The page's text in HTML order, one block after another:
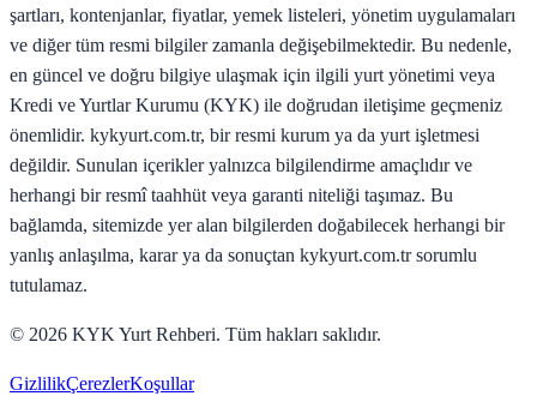
şartları, kontenjanlar, fiyatlar, yemek listeleri, yönetim uygulamaları
ve diğer tüm resmi bilgiler zamanla değişebilmektedir. Bu nedenle,
en güncel ve doğru bilgiye ulaşmak için ilgili yurt yönetimi veya
Kredi ve Yurtlar Kurumu (KYK) ile doğrudan iletişime geçmeniz
önemlidir. kykyurt.com.tr, bir resmi kurum ya da yurt işletmesi
değildir. Sunulan içerikler yalnızca bilgilendirme amaçlıdır ve
herhangi bir resmî taahhüt veya garanti niteliği taşımaz. Bu
bağlamda, sitemizde yer alan bilgilerden doğabilecek herhangi bir
yanlış anlaşılma, karar ya da sonuçtan kykyurt.com.tr sorumlu
tutulamaz.
© 2026 KYK Yurt Rehberi. Tüm hakları saklıdır.
GizlilikÇerezlerKoşullar